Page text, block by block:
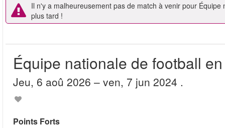
Il n'y a malheureusement pas de match à venir pour
plus tard !
Équipe nationale de football
jeu, 6 aoû 2026 – ven, 7 jun 2024 .
Points Forts